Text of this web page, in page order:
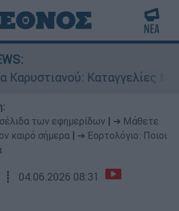
Καταγγελίες
των εφημερίδων
➔ Μάθετε
καιρό σήμερα
➔ Εορτολόγιο: Ποιοι
┋ 04.06.2026 08:31